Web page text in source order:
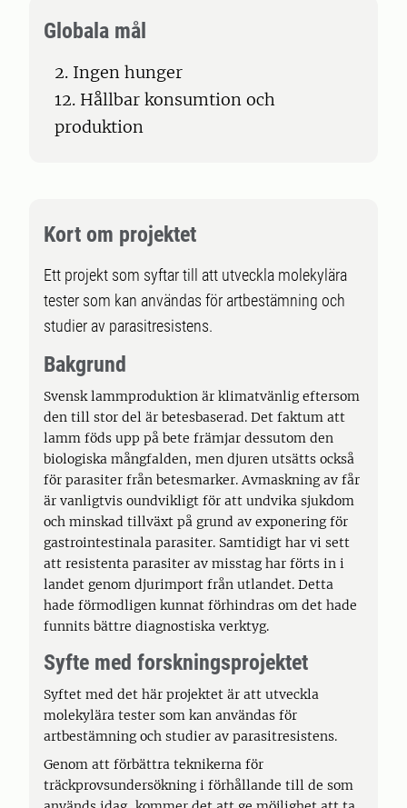
Globala mål
2. Ingen hunger
12. Hållbar konsumtion och
produktion
Kort om projektet
Ett projekt som syftar till att utveckla molekylära
tester som kan användas för artbestämning och
studier av parasitresistens.
Bakgrund
Svensk lammproduktion är klimatvänlig eftersom
den till stor del är betesbaserad. Det faktum att
lamm föds upp på bete främjar dessutom den
biologiska mångfalden, men djuren utsätts också
för parasiter från betesmarker. Avmaskning av får
är vanligtvis oundvikligt för att undvika sjukdom
och minskad tillväxt på grund av exponering för
gastrointestinala parasiter. Samtidigt har vi sett
att resistenta parasiter av misstag har förts in i
landet genom djurimport från utlandet. Detta
hade förmodligen kunnat förhindras om det hade
funnits bättre diagnostiska verktyg.
Syfte med forskningsprojektet
Syftet med det här projektet är att utveckla
molekylära tester som kan användas för
artbestämning och studier av parasitresistens.
Genom att förbättra teknikerna för
träckprovsundersökning i förhållande till de som